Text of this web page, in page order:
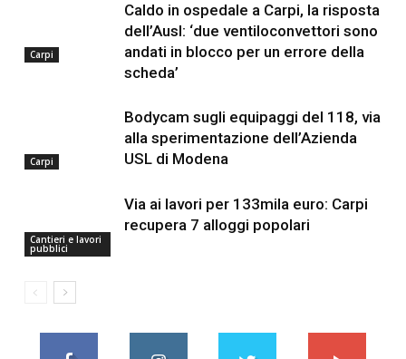
Carpi
Caldo in ospedale a Carpi, la risposta
dell’Ausl: ‘due ventiloconvettori sono
andati in blocco per un errore della
scheda’
Carpi
Bodycam sugli equipaggi del 118, via
alla sperimentazione dell’Azienda
USL di Modena
Cantieri e lavori
pubblici
Via ai lavori per 133mila euro: Carpi
recupera 7 alloggi popolari